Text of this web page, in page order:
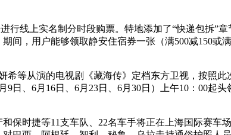
上实名制分时段购票。特地添加了“快递包拆”章
，用户能够领取静安住宿券一张（满500减150或
从演的电视剧《藏海传》定档东方卫视，按照此
日、6月16日、6月23日、6月30日）上午10：00起
时捷等11支车队、22名车手将正在上海国际赛车